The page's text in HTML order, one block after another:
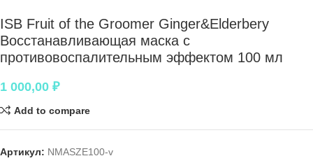
ISB Fruit of the Groomer Ginger&Elderbery
Восстанавливающая маска с
противовоспалительным эффектом 100 мл
1 000,00 ₽
Add to compare
Артикул: NMASZE100-v